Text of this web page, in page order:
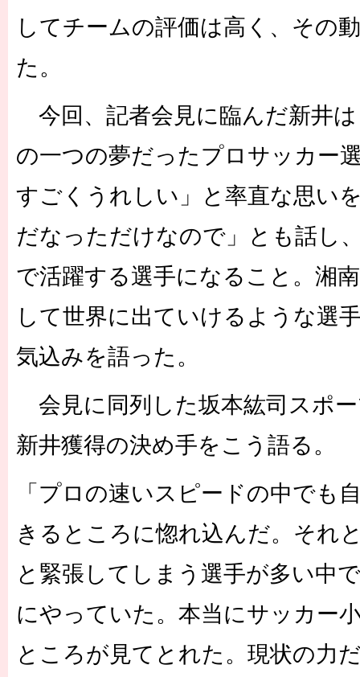
してチームの評価は高く、その
た。
今回、記者会見に臨んだ新井
の一つの夢だったプロサッカー
すごくうれしい」と率直な思い
だなっただけなので」とも話し
で活躍する選手になること。湘
して世界に出ていけるような選
気込みを語った。
会見に同列した坂本紘司スポ
新井獲得の決め手をこう語る。
「プロの速いスピードの中でも
きるところに惚れ込んだ。それ
と緊張してしまう選手が多い中
にやっていた。本当にサッカー
ところが見てとれた。現状の力